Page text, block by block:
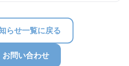
らせ一覧に戻る
お問い合わせ